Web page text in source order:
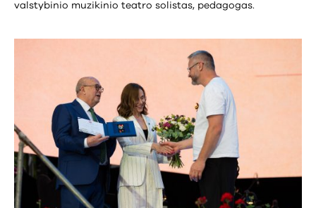
valstybinio muzikinio teatro solistas, pedagogas.